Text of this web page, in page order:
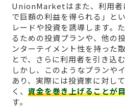
UnionMarketはまた、利用者
で巨額の利益を得られる」と
レードや投資を誘導します。
るための投資プランや、他の
ンターテイメント性を持った
とで、さらに利用者を引き込
しかし、このようなプランや
あり、実際には投資家に対し
く、 資金を巻き上げることが
す。